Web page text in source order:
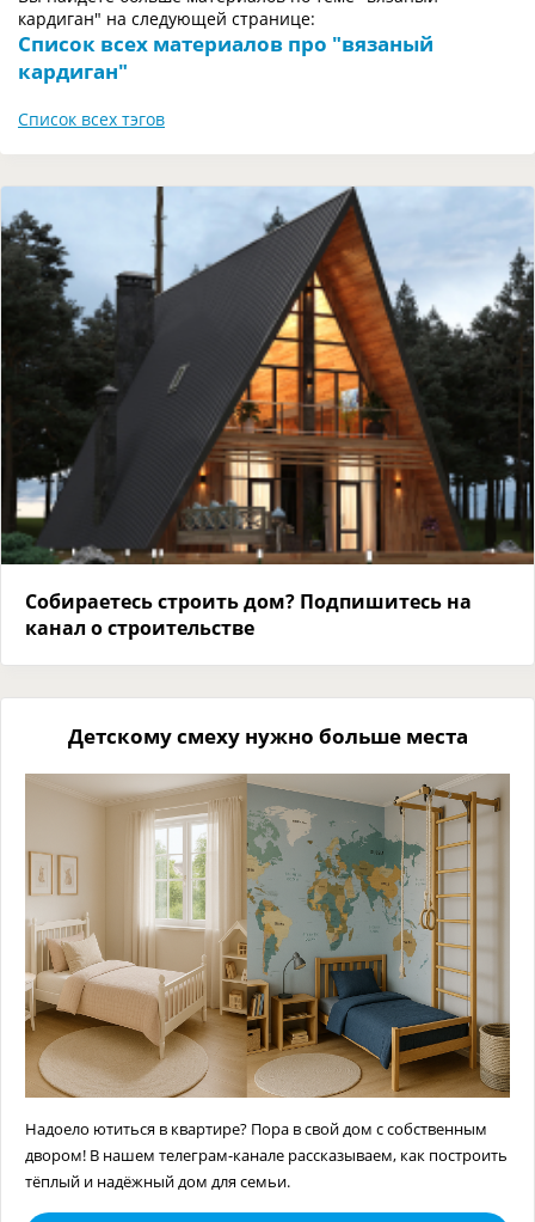
кардиган" на следующей странице:
Список всех материалов про "вязаный
кардиган"
Список всех тэгов
Собираетесь строить дом? Подпишитесь на
канал о строительстве
Детскому смеху нужно больше места
Надоело ютиться в квартире? Пора в свой дом с собственным
двором! В нашем телеграм-канале рассказываем, как построить
тёплый и надёжный дом для семьи.